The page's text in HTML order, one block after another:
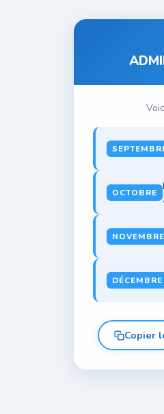
OCTOBRE
NOVEMBRE
DÉCEMBRE
Copier